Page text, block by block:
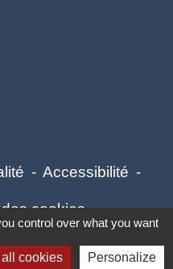
- Accessibilité -
cookies
Réseau des Communes
control over what you want
all cookies Personalize